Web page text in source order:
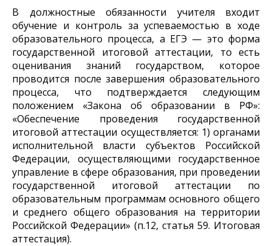
В должностные обязанности учителя входит
обучение и контроль за успеваемостью в ходе
образовательного процесса, а ЕГЭ — это форма
государственной итоговой аттестации, то есть
оценивания знаний государством, которое
проводится после завершения образовательного
процесса, что подтверждается следующим
положением «Закона об образовании в РФ»:
«Обеспечение проведения государственной
итоговой аттестации осуществляется: 1) органами
исполнительной власти субъектов Российской
Федерации, осуществляющими государственное
управление в сфере образования, при проведении
государственной итоговой аттестации по
образовательным программам основного общего
и среднего общего образования на территории
Российской Федерации» (п.12, статья 59. Итоговая
аттестация).